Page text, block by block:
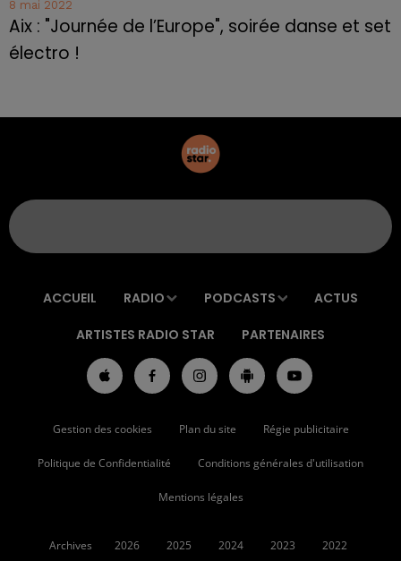
8 mai 2022
Aix : "Journée de l’Europe", soirée danse et set
électro !
ACCUEIL RADIO PODCASTS ACTUS
ARTISTES RADIO STAR PARTENAIRES
Gestion des cookies Plan du site Régie publicitaire
Politique de Confidentialité Conditions générales d'utilisation
Mentions légales
Archives 2026 2025 2024 2023 2022